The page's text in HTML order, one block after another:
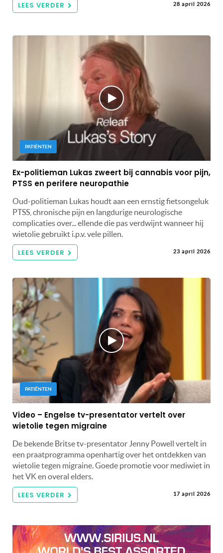
LEES VERDER 28 april 2026
PATIËNTEN
Ex-politieman Lukas zweert bij cannabis voor pijn,
PTSS en perifere neuropathie
Oud-politieman Lukas houdt aan een ernstig fietsongeluk
PTSS, chronische pijn en langdurige neurologische
complicaties over... ellende die pas verdwijnt wanneer hij
wietolie gebruikt i.p.v. vele pillen.
LEES VERDER 23 april 2026
PATIËNTEN
Video – Engelse tv-presentator vertelt over
wietolie tegen migraine
De bekende Britse tv-presentator Jenny Powell vertelt in
een praatprogramma openhartig over het ontdekken van
wietolie tegen migraine. Goede promotie voor mediwiet in
het VK en overal elders.
LEES VERDER 17 april 2026